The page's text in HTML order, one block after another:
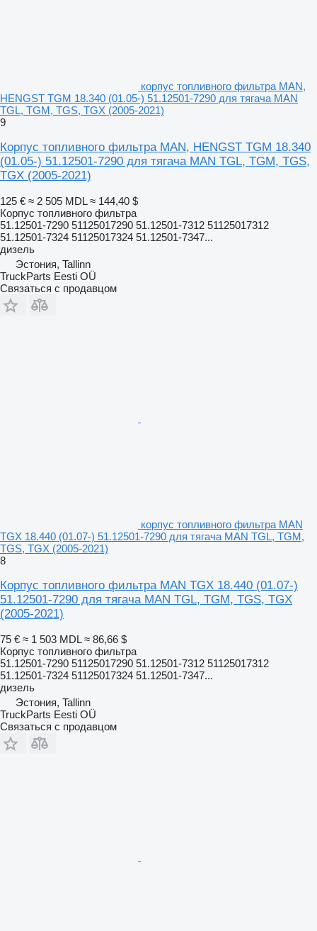
корпус топливного фильтра MAN,
HENGST TGM 18.340 (01.05-) 51.12501-7290 для тягача MAN
TGL, TGM, TGS, TGX (2005-2021)
9
Корпус топливного фильтра MAN, HENGST TGM 18.340
(01.05-) 51.12501-7290 для тягача MAN TGL, TGM, TGS,
TGX (2005-2021)
125 € ≈ 2 505 MDL ≈ 144,40 $
Корпус топливного фильтра
51.12501-7290 51125017290 51.12501-7312 51125017312
51.12501-7324 51125017324 51.12501-7347...
дизель
Эстония, Tallinn
TruckParts Eesti OÜ
Связаться с продавцом
корпус топливного фильтра MAN
TGX 18.440 (01.07-) 51.12501-7290 для тягача MAN TGL, TGM,
TGS, TGX (2005-2021)
8
Корпус топливного фильтра MAN TGX 18.440 (01.07-)
51.12501-7290 для тягача MAN TGL, TGM, TGS, TGX
(2005-2021)
75 € ≈ 1 503 MDL ≈ 86,66 $
Корпус топливного фильтра
51.12501-7290 51125017290 51.12501-7312 51125017312
51.12501-7324 51125017324 51.12501-7347...
дизель
Эстония, Tallinn
TruckParts Eesti OÜ
Связаться с продавцом